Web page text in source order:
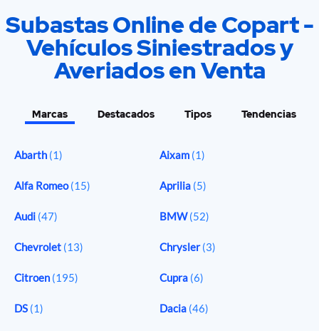
Subastas Online de Copart -
Vehículos Siniestrados y
Averiados en Venta
Marcas Destacados Tipos Tendencias
Abarth (1) Aixam (1)
Alfa Romeo(15) Aprilia (5)
Audi (47) BMW(52)
Chevrolet (13) Chrysler(3)
Citroen (195) Cupra (6)
DS (1) Dacia (46)